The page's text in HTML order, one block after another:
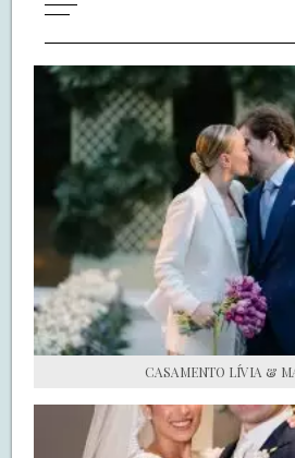
WILL YOU MARRY
LUA DE MEL
COZINHA
DECORAÇÃO
DE NOIVA PRA
S.O.S CASADAS
FALE COM O SAY I
CASAMENTO LÍVIA &